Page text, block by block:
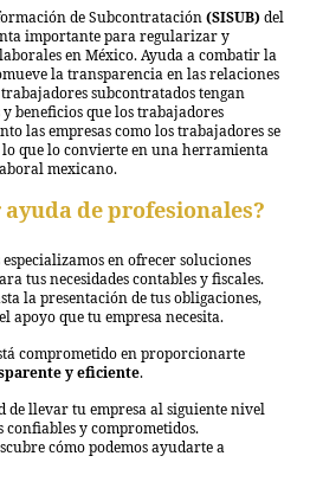
de Subcontratación (SISUB) del
importante para regularizar y
en México. Ayuda a combatir la
la transparencia en las relaciones
subcontratados tengan
y beneficios que los trabajadores
las empresas como los trabajadores se
lo que lo convierte en una herramienta
mexicano.
de profesionales?
especializamos en ofrecer soluciones
tus necesidades contables y fiscales.
la presentación de tus obligaciones,
apoyo que tu empresa necesita.
comprometido en proporcionarte
y eficiente.
de llevar tu empresa al siguiente nivel
confiables y comprometidos.
cómo podemos ayudarte a